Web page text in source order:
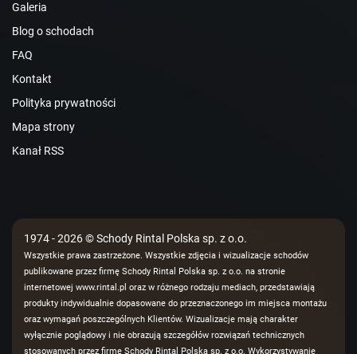
Galeria
Blog o schodach
FAQ
Kontakt
Polityka prywatności
Mapa strony
Kanał RSS
1974 - 2026 © Schody Rintal Polska sp. z o.o.
Wszystkie prawa zastrzeżone. Wszystkie zdjęcia i wizualizacje schodów
publikowane przez firmę Schody Rintal Polska sp. z o.o. na stronie
internetowej www.rintal.pl oraz w różnego rodzaju mediach, przedstawiają
produkty indywidualnie dopasowane do przeznaczonego im miejsca montażu
oraz wymagań poszczególnych Klientów. Wizualizacje mają charakter
wyłącznie poglądowy i nie obrazują szczegółów rozwiązań technicznych
stosowanych przez firmę Schody Rintal Polska sp. z o.o. Wykorzystywanie